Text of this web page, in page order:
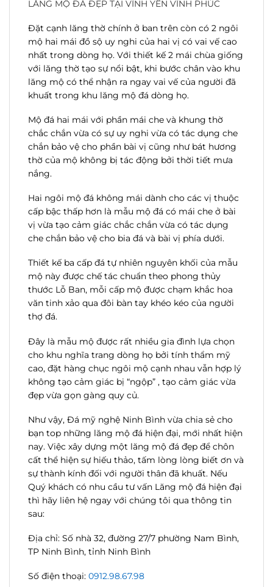
LĂNG MỘ ĐÁ ĐẸP TẠI VĨNH YÊN VĨNH PHÚC
Đặt cạnh lăng thờ chính ở ban trên còn có 2 ngôi
mộ hai mái đồ sộ uy nghi của hai vị có vai vế cao
nhất trong dòng họ. Với thiết kế 2 mái chùa giống
với lăng thờ tạo sự nổi bật, khi bước chân vào khu
lăng mộ có thể nhận ra ngay vai vế của người đã
khuất trong khu lăng mộ đá dòng họ.
Mộ đá hai mái với phần mái che và khung thờ
chắc chắn vừa có sự uy nghi vừa có tác dụng che
chắn bảo vệ cho phần bài vị cũng như bát hương
thờ của mộ không bị tác động bởi thời tiết mưa
nắng.
Hai ngôi mộ đá không mái dành cho các vị thuộc
cấp bậc thấp hơn là mẫu mộ đá có mái che ở bài
vị vừa tạo cảm giác chắc chắn vừa có tác dụng
che chắn bảo vệ cho bia đá và bài vị phía dưới.
Thiết kế ba cấp đá tự nhiên nguyên khối của mẫu
mộ này được chế tác chuẩn theo phong thủy
thước Lỗ Ban, mỗi cấp mộ được chạm khắc hoa
văn tinh xảo qua đôi bàn tay khéo kéo của người
thợ đá.
Đây là mẫu mộ được rất nhiều gia đình lựa chọn
cho khu nghĩa trang dòng họ bởi tính thẩm mỹ
cao, đặt hàng chục ngôi mộ cạnh nhau vẫn hợp lý
không tạo cảm giác bị “ngộp” , tạo cảm giác vừa
đẹp vừa gọn gàng quy củ.
Như vậy, Đá mỹ nghệ Ninh Bình vừa chia sẻ cho
bạn top những lăng mộ đá hiện đại, mới nhất hiện
nay. Việc xây dựng một lăng mộ đá đẹp để chôn
cất thể hiện sự hiếu thảo, tấm lòng lòng biết ơn và
sự thành kính đối với người thân đã khuất. Nếu
Quý khách có nhu cầu tư vấn Lăng mộ đá hiện đại
thì hãy liên hệ ngay với chúng tôi qua thông tin
sau:
Địa chỉ: Số nhà 32, đường 27/7 phường Nam Bình,
TP Ninh Bình, tỉnh Ninh Bình
Số điện thoại: 0912.98.67.98